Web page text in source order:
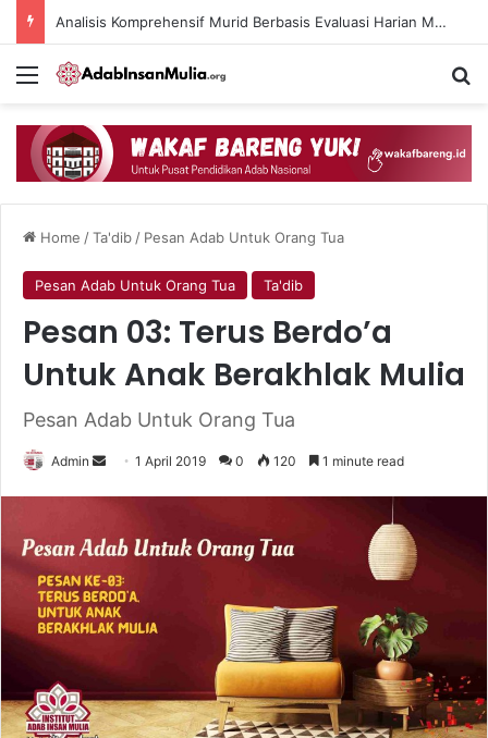
Analisis Komprehensif Murid Berbasis Evaluasi Harian Muaddib dan Teknologi AI
Menu
Home /Ta'dib / Pesan Adab Untuk Orang Tua
Pesan Adab Untuk Orang Tua Ta'dib
Pesan 03: Terus Berdo’a
Untuk Anak Berakhlak Mulia
Pesan Adab Untuk Orang Tua
Admin
Send1 April 2019 0 120 1 minute read